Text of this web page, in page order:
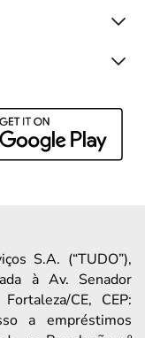
S.A. (“TUDO”),
à Av. Senador
CE, CEP:
a empréstimos